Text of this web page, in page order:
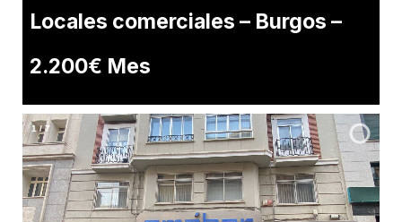
Locales comerciales – Burgos –
2.200€ Mes
2/7